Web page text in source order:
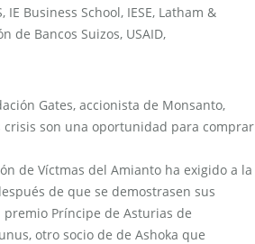
Business School, IESE, Latham &
de Bancos Suizos, USAID,
Gates, accionista de Monsanto,
son una oportunidad para comprar
de Víctmas del Amianto ha exigido a la
de que se demostrasen sus
Príncipe de Asturias de
otro socio de de Ashoka que